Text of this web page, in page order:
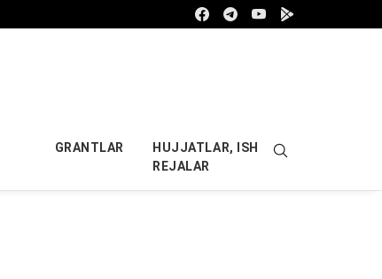
FacebookTelegram
Youtube
GRANTLAR
HUJJATLAR, ISH
REJALAR